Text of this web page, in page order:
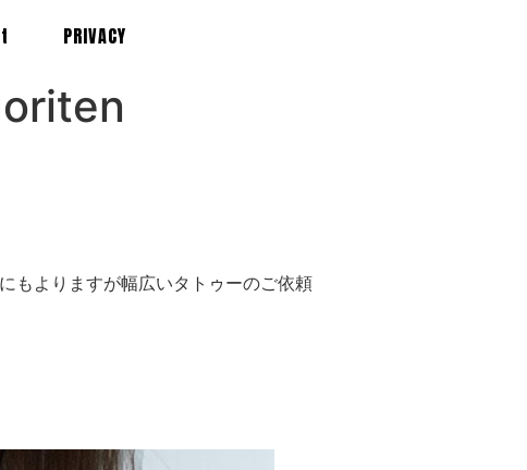
PRIVACY
もよりますが幅広いタトゥーのご依頼